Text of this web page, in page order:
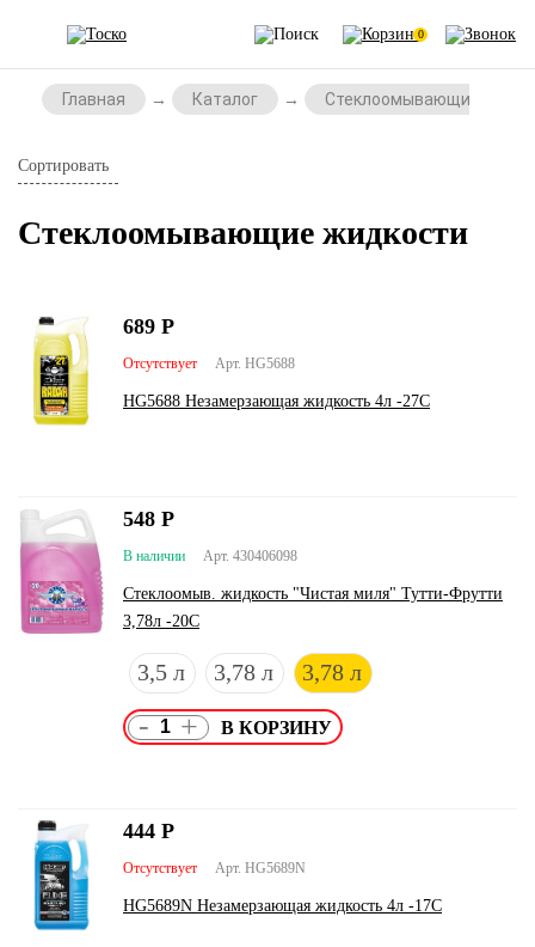
0
Главная Каталог Стеклоомывающие
Сортировать
Стеклоомывающие жидкости
Арт. HG5688
Отсутствует
HG5688 Незамерзающая жидкость 4л -27C
689 Р
Арт. 430406098
В наличии
Стеклоомыв. жидкость "Чистая миля" Тутти-Фрутти
3,78л -20С
3,5 л 3,78 л 3,78 л
548 Р
- +
Арт. HG5689N
Отсутствует
HG5689N Незамерзающая жидкость 4л -17С
444 Р